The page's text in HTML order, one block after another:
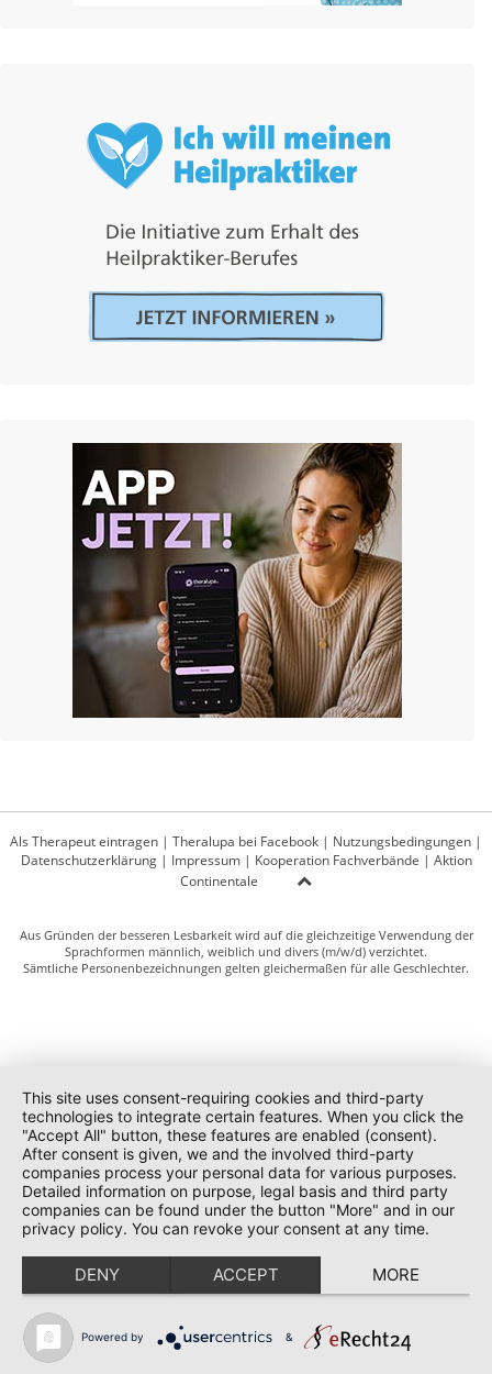
Als Therapeut eintragen | Theralupa bei Facebook | Nutzungsbedingungen |
Datenschutzerklärung| Impressum| Kooperation Fachverbände | Aktion
Continentale
Aus Gründen der besseren Lesbarkeit wird auf die gleichzeitige Verwendung der
Sprachformen männlich, weiblich und divers (m/w/d) verzichtet.
Sämtliche Personenbezeichnungen gelten gleichermaßen für alle Geschlechter.
This site uses consent-requiring cookies and third-party
technologies to integrate certain features. When you click the
"Accept All" button, these features are enabled (consent).
After consent is given, we and the involved third-party
companies process your personal data for various purposes.
Detailed information on purpose, legal basis and third party
companies can be found under the button "More" and in our
privacy policy. You can revoke your consent at any time.
DENY ACCEPT MORE
Powered by &